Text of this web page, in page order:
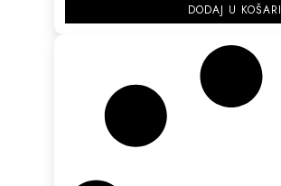
DODAJ U